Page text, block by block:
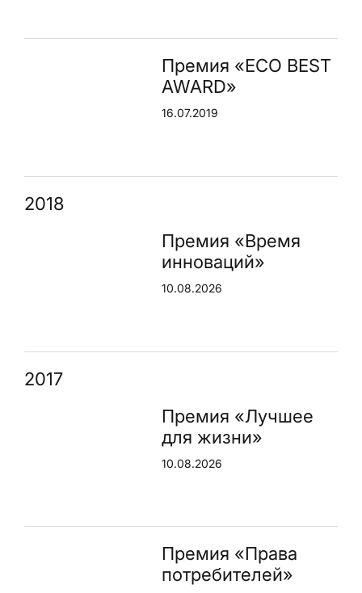
Премия «ECO BEST
AWARD»
16.07.2019
2018
Премия «Время
инноваций»
10.08.2026
2017
Премия «Лучшее
для жизни»
10.08.2026
Премия «Права
потребителей»